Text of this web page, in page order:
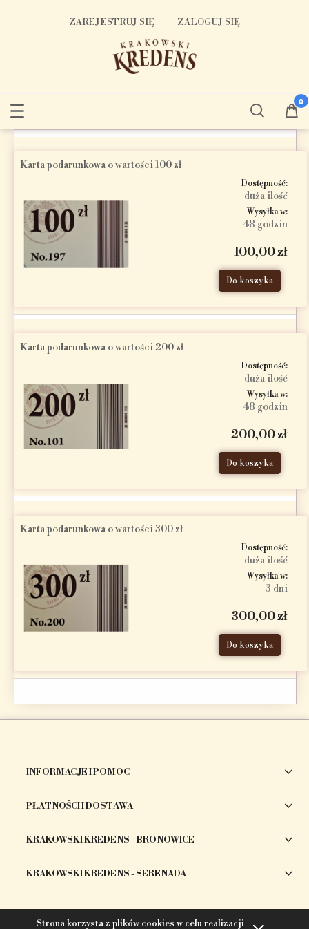
Strona korzysta z plików cookies w celu realizacji
ZAREJESTRUJ SIĘ ZALOGUJ SIĘ
Karta podarunkowa o wartości 100 zł
Dostępność:
duża ilość
Wysyłka w:
48 godzin
100,00 zł
Do koszyka
Karta podarunkowa o wartości 200 zł
Dostępność:
duża ilość
Wysyłka w:
48 godzin
200,00 zł
Do koszyka
Karta podarunkowa o wartości 300 zł
Dostępność:
duża ilość
Wysyłka w:
3 dni
300,00 zł
Do koszyka
INFORMACJE I POMOC
PŁATNOŚCI I DOSTAWA
KRAKOWSKI KREDENS - BRONOWICE
KRAKOWSKI KREDENS - SERENADA